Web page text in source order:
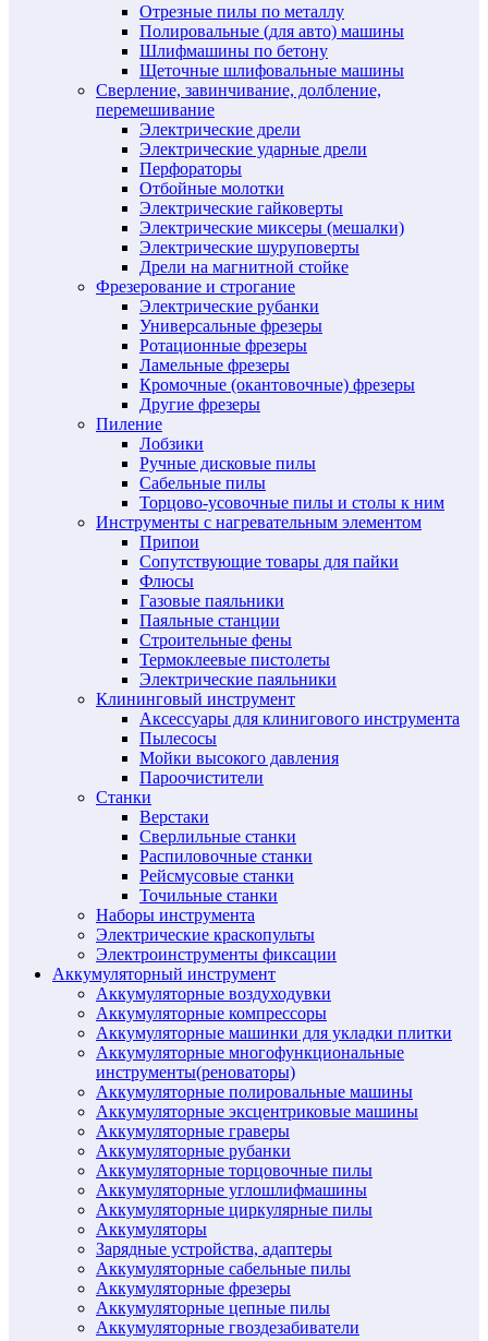
Отрезные пилы по металлу
Полировальные (для авто) машины
Шлифмашины по бетону
Щеточные шлифовальные машины
Сверление, завинчивание, долбление,
перемешивание
Электрические дрели
Электрические ударные дрели
Перфораторы
Отбойные молотки
Электрические гайковерты
Электрические миксеры (мешалки)
Электрические шуруповерты
Дрели на магнитной стойке
Фрезерование и строгание
Электрические рубанки
Универсальные фрезеры
Ротационные фрезеры
Ламельные фрезеры
Кромочные (окантовочные) фрезеры
Другие фрезеры
Пиление
Лобзики
Ручные дисковые пилы
Сабельные пилы
Торцово-усовочные пилы и столы к ним
Инструменты с нагревательным элементом
Припои
Сопутствующие товары для пайки
Флюсы
Газовые паяльники
Паяльные станции
Строительные фены
Термоклеевые пистолеты
Электрические паяльники
Клининговый инструмент
Аксессуары для клинигового инструмента
Пылесосы
Мойки высокого давления
Пароочистители
Станки
Верстаки
Сверлильные станки
Распиловочные станки
Рейсмусовые станки
Точильные станки
Наборы инструмента
Электрические краскопульты
Электроинструменты фиксации
Аккумуляторный инструмент
Аккумуляторные воздуходувки
Аккумуляторные компрессоры
Аккумуляторные машинки для укладки плитки
Аккумуляторные многофункциональные
инструменты(реноваторы)
Аккумуляторные полировальные машины
Аккумуляторные эксцентриковые машины
Аккумуляторные граверы
Аккумуляторные рубанки
Аккумуляторные торцовочные пилы
Аккумуляторные углошлифмашины
Аккумуляторные циркулярные пилы
Аккумуляторы
Зарядные устройства, адаптеры
Аккумуляторные сабельные пилы
Аккумуляторные фрезеры
Аккумуляторные цепные пилы
Аккумуляторные гвоздезабиватели